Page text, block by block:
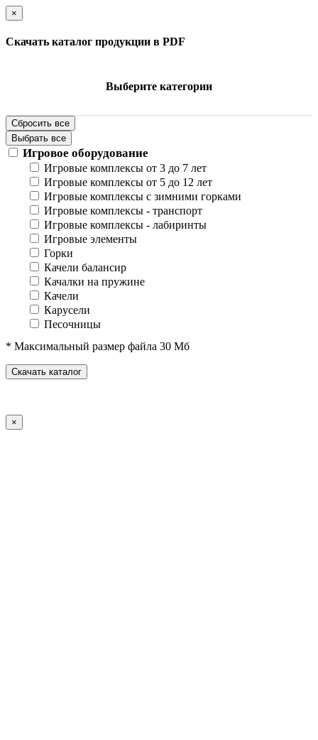
×
Скачать каталог продукции в PDF
Выберите категории
Сбросить все
Выбрать все
Игровое оборудование
Игровые комплексы от 3 до 7 лет
Игровые комплексы от 5 до 12 лет
Игровые комплексы с зимними горками
Игровые комплексы - транспорт
Игровые комплексы - лабиринты
Игровые элементы
Горки
Качели балансир
Качалки на пружине
Качели
Карусели
Песочницы
Домики-беседки
Детские столики и скамьи
Теневые навесы и сцены
* Максимальный размер файла 30 Мб
Скачать каталог
×